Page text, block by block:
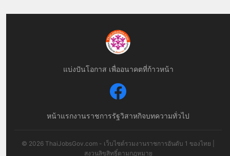
แบ่งปันโอกาส เพื่ออนาคตที่ก้าวหน้า
หน้าแรกงานราชการรัฐวิสาหกิจบทความทั่วไป
© 2026 ThaiJobsGov.com - เว็บไซต์รวมงานราชการอันดับ 1 ของไทย |
สงวนลิขสิทธิ์ตามกฎหมาย